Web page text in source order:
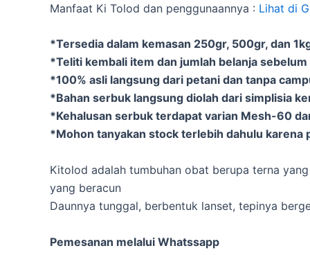
Manfaat Ki Tolod dan penggunaannya : Lihat di
*Tersedia dalam kemasan 250gr, 500gr, dan
*Teliti kembali item dan jumlah belanja
*100% asli langsung dari petani dan tanpa
*Bahan serbuk langsung diolah dari simplisia
*Kehalusan serbuk terdapat varian Mesh-60
*Mohon tanyakan stock terlebih dahulu karena
Kitolod adalah tumbuhan obat berupa terna
yang beracun
Daunnya tunggal, berbentuk lanset, tepinya
Pemesanan melalui Whatssapp